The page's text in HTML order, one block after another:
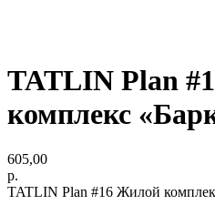
TATLIN Plan
комплекс
605,00
р.
TATLIN Plan #16 Жилой